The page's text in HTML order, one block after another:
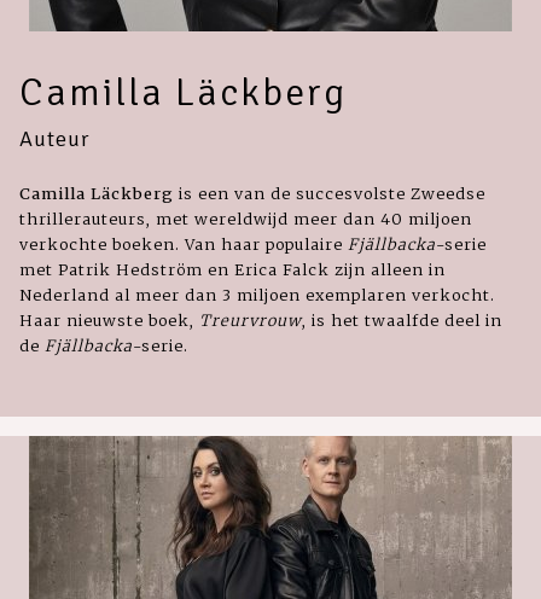
Camilla Läckberg
Auteur
Camilla Läckberg is een van de succesvolste Zweedse
thrillerauteurs, met wereldwijd meer dan 40 miljoen
verkochte boeken. Van haar populaire Fjällbacka-serie
met Patrik Hedström en Erica Falck zijn alleen in
Nederland al meer dan 3 miljoen exemplaren verkocht.
Haar nieuwste boek,
Treurvrouw, is het twaalfde deel in
de Fjällbacka-serie.